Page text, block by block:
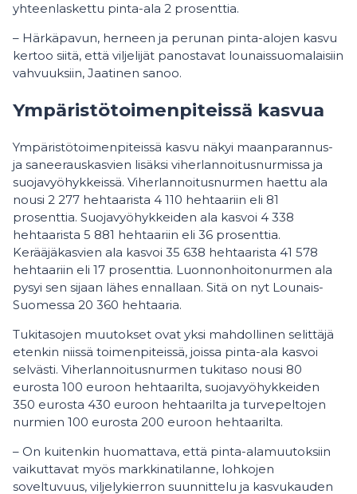
yhteenlaskettu pinta-ala 2 prosenttia.
– Härkäpavun, herneen ja perunan pinta-alojen kasvu
kertoo siitä, että viljelijät panostavat lounaissuomalaisiin
vahvuuksiin, Jaatinen sanoo.
Ympäristötoimenpiteissä kasvua
Ympäristötoimenpiteissä kasvu näkyi maanparannus-
ja saneerauskasvien lisäksi viherlannoitusnurmissa ja
suojavyöhykkeissä. Viherlannoitusnurmen haettu ala
nousi 2 277 hehtaarista 4 110 hehtaariin eli 81
prosenttia. Suojavyöhykkeiden ala kasvoi 4 338
hehtaarista 5 881 hehtaariin eli 36 prosenttia.
Kerääjäkasvien ala kasvoi 35 638 hehtaarista 41 578
hehtaariin eli 17 prosenttia. Luonnonhoitonurmen ala
pysyi sen sijaan lähes ennallaan. Sitä on nyt Lounais-
Suomessa 20 360 hehtaaria.
Tukitasojen muutokset ovat yksi mahdollinen selittäjä
etenkin niissä toimenpiteissä, joissa pinta-ala kasvoi
selvästi. Viherlannoitusnurmen tukitaso nousi 80
eurosta 100 euroon hehtaarilta, suojavyöhykkeiden
350 eurosta 430 euroon hehtaarilta ja turvepeltojen
nurmien 100 eurosta 200 euroon hehtaarilta.
– On kuitenkin huomattava, että pinta-alamuutoksiin
vaikuttavat myös markkinatilanne, lohkojen
soveltuvuus, viljelykierron suunnittelu ja kasvukauden